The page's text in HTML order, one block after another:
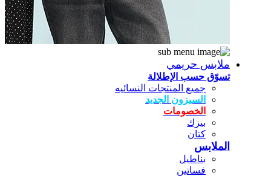
ملابس حريمي
تسوّق حسب الإطلالة
جميع المنتجات النسائيه
السيزون الجديد
الخصومات
بيزك
كتان
الملابس
بناطيل
فساتين